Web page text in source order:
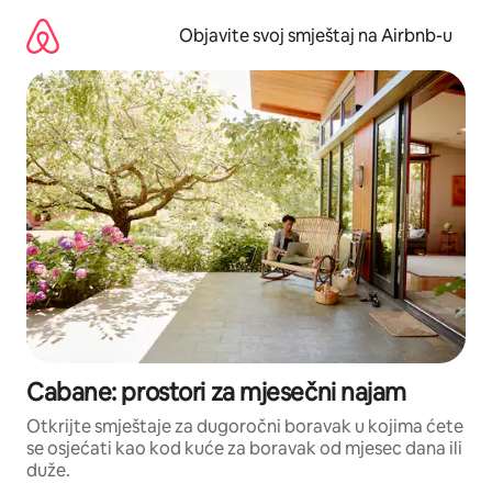
sadržaj
Objavite svoj smještaj na Airbnb-u
Cabane: prostori za mjesečni najam
Otkrijte smještaje za dugoročni boravak u kojima ćete
se osjećati kao kod kuće za boravak od mjesec dana ili
duže.